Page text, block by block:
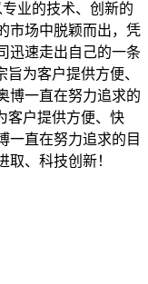
业的技术、创新的
市场中脱颖而出，凭
迅速走出自己的一条
为客户提供方便、
博一直在努力追求的
客户提供方便、快
一直在努力追求的目
、科技创新！